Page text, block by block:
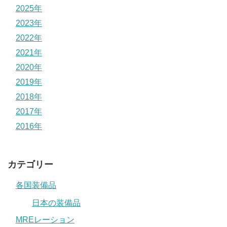
2025年
2023年
2022年
2021年
2020年
2019年
2018年
2017年
2016年
カテゴリー
各国装備品
日本の装備品
MREレーション